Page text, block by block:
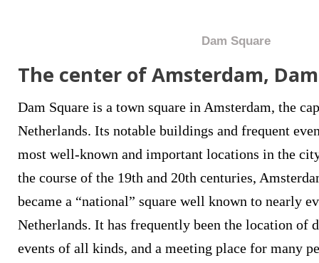
Dam Square
The center of Amsterdam,
Dam Square is a town square in Amsterdam, the
Netherlands. Its notable buildings and frequent
most well-known and important locations in the
the course of the 19th and 20th centuries,
became a “national” square well known to nearly
Netherlands. It has frequently been the location of
events of all kinds, and a meeting place for many